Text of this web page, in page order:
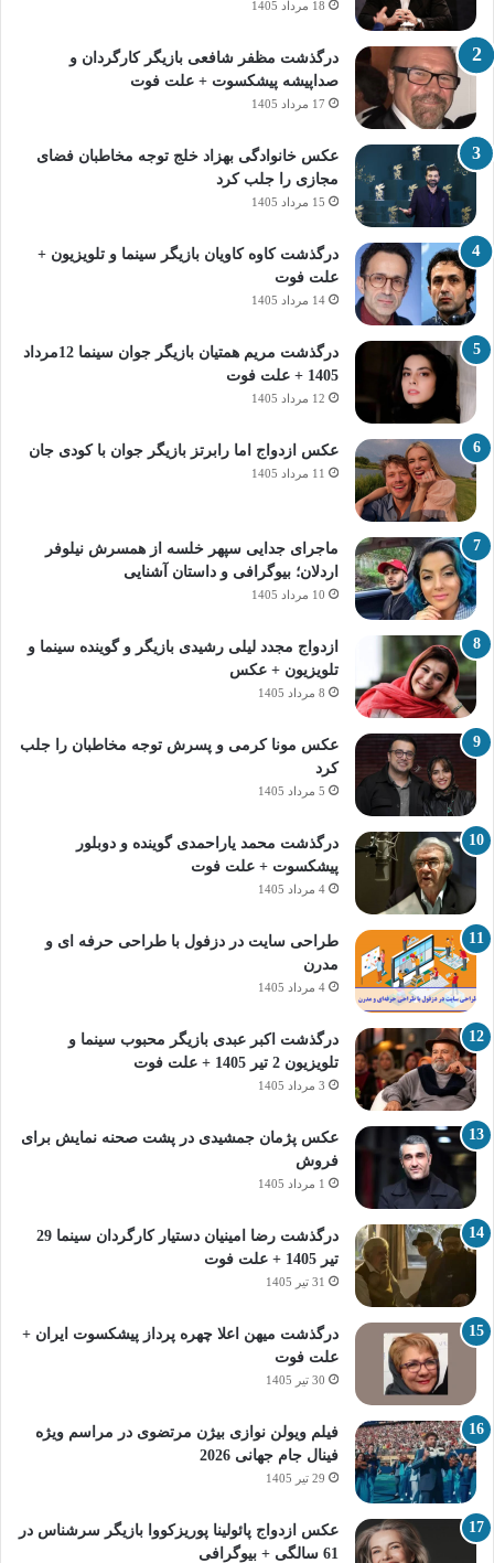
18 مرداد 1405
درگذشت مظفر شافعی بازیگر کارگردان و
صداپیشه پیشکسوت + علت فوت
17 مرداد 1405
عکس خانوادگی بهزاد خلج توجه مخاطبان فضای
مجازی را جلب کرد
15 مرداد 1405
درگذشت کاوه کاویان بازیگر سینما و تلویزیون +
علت فوت
14 مرداد 1405
درگذشت مریم همتیان بازیگر جوان سینما 12مرداد
1405 + علت فوت
12 مرداد 1405
عکس ازدواج اما رابرتز بازیگر جوان با کودی جان
11 مرداد 1405
ماجرای جدایی سپهر خلسه از همسرش نیلوفر
اردلان؛ بیوگرافی و داستان آشنایی
10 مرداد 1405
ازدواج مجدد لیلی رشیدی بازیگر و گوینده سینما و
تلویزیون + عکس
8 مرداد 1405
عکس مونا کرمی و پسرش توجه مخاطبان را جلب
کرد
5 مرداد 1405
درگذشت محمد یاراحمدی گوینده و دوبلور
پیشکسوت + علت فوت
4 مرداد 1405
طراحی سایت در دزفول با طراحی حرفه‌ ای و
مدرن
4 مرداد 1405
درگذشت اکبر عبدی بازیگر محبوب سینما و
تلویزیون 2 تیر 1405 + علت فوت
3 مرداد 1405
عکس پژمان جمشیدی در پشت صحنه نمایش برای
فروش
1 مرداد 1405
درگذشت رضا امینیان دستیار کارگردان سینما 29
تیر 1405 + علت فوت
31 تیر 1405
درگذشت میهن اعلا چهره پرداز پیشکسوت ایران +
علت فوت
30 تیر 1405
فیلم ویولن نوازی بیژن مرتضوی در مراسم ویژه
فینال جام جهانی 2026
29 تیر 1405
عکس ازدواج پائولینا پوریزکووا بازیگر سرشناس در
61 سالگی + بیوگرافی